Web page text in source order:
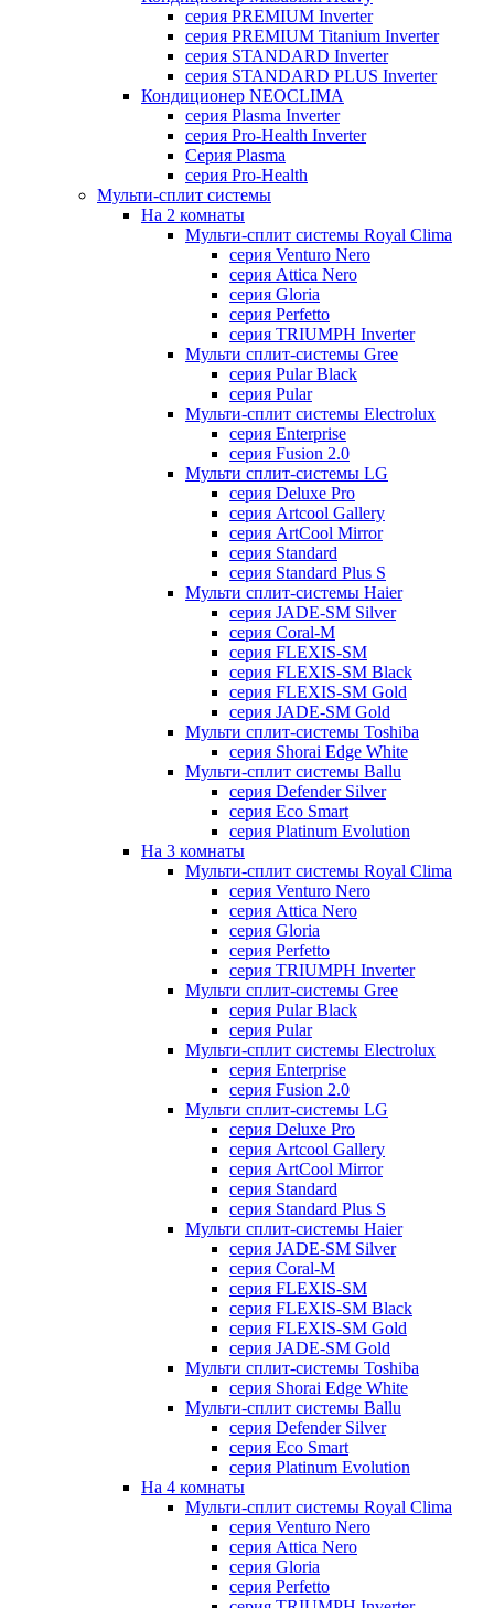
серия PREMIUM Inverter
серия PREMIUM Titanium Inverter
серия STANDARD Inverter
серия STANDARD PLUS Inverter
Кондиционер NEOCLIMA
серия Plasma Inverter
серия Pro-Health Inverter
Cерия Plasma
серия Pro-Health
Мульти-сплит системы
На 2 комнаты
Мульти-сплит системы Royal Clima
серия Venturo Nero
серия Attica Nero
серия Gloria
серия Perfetto
серия TRIUMPH Inverter
Мульти сплит-системы Gree
серия Pular Black
серия Pular
Мульти-сплит системы Electrolux
серия Enterprise
серия Fusion 2.0
Мульти сплит-системы LG
серия Deluxe Pro
серия Artcool Gallery
серия ArtCool Mirror
серия Standard
серия Standard Plus S
Мульти сплит-системы Haier
серия JADE-SM Silver
серия Coral-M
серия FLEXIS-SM
серия FLEXIS-SM Black
серия FLEXIS-SM Gold
серия JADE-SM Gold
Мульти сплит-системы Toshiba
серия Shorai Edge White
Мульти-сплит системы Ballu
серия Defender Silver
серия Eco Smart
серия Platinum Evolution
На 3 комнаты
Мульти-сплит системы Royal Clima
серия Venturo Nero
серия Attica Nero
серия Gloria
серия Perfetto
серия TRIUMPH Inverter
Мульти сплит-системы Gree
серия Pular Black
серия Pular
Мульти-сплит системы Electrolux
серия Enterprise
серия Fusion 2.0
Мульти сплит-системы LG
серия Deluxe Pro
серия Artcool Gallery
серия ArtCool Mirror
серия Standard
серия Standard Plus S
Мульти сплит-системы Haier
серия JADE-SM Silver
серия Coral-M
серия FLEXIS-SM
серия FLEXIS-SM Black
серия FLEXIS-SM Gold
серия JADE-SM Gold
Мульти сплит-системы Toshiba
серия Shorai Edge White
Мульти-сплит системы Ballu
серия Defender Silver
серия Eco Smart
серия Platinum Evolution
На 4 комнаты
Мульти-сплит системы Royal Clima
серия Venturo Nero
серия Attica Nero
серия Gloria
серия Perfetto